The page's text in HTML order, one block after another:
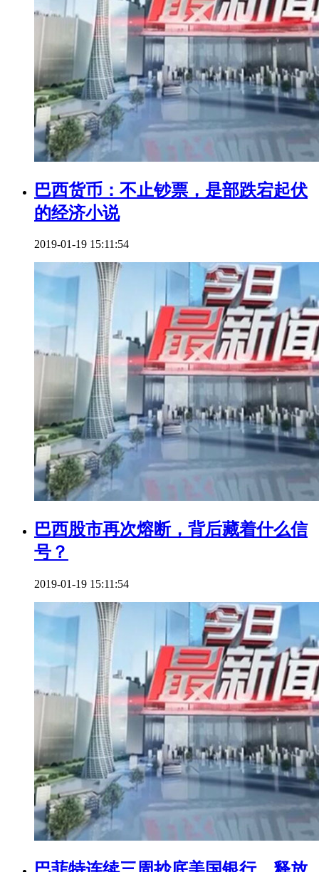
巴西货币：不止钞票，是部跌宕起伏
的经济小说
2019-01-19 15:11:54
巴西股市再次熔断，背后藏着什么信
号？
2019-01-19 15:11:54